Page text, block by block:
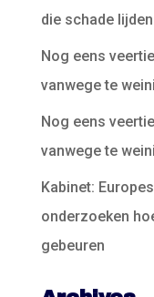
die schade
Nog eens
vanwege te
Nog eens
vanwege te
Kabinet:
onderzoeken
gebeuren